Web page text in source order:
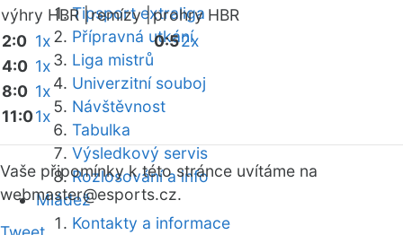
Tipsport extraliga
Přípravná utkání
Liga mistrů
Univerzitní souboj
Návštěvnost
Tabulka
Výsledkový servis
Rozlosování a info
Mládež
Kontakty a informace
výhry HBR |remízy |prohry HBR
2:0 1x
4:0 1x
8:0 1x
11:01x
0:52x
Vaše připomínky k této stránce uvítáme na
webmaster@esports.cz.